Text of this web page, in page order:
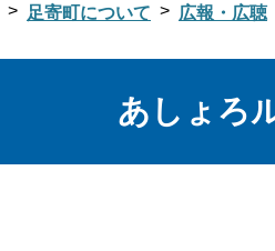
足寄町について 広報・広聴
あしょろ